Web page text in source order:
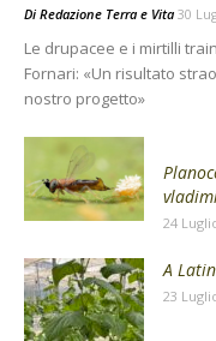
Di Redazione Terra e Vita 30
Le drupacee e i mirtilli
Fornari: «Un risultato
nostro progetto»
24
A
23